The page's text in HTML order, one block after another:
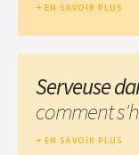
EN SAVOIR PLUS
Serveuse
comment
EN SAVOIR PLUS